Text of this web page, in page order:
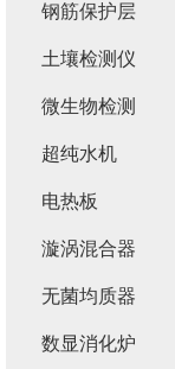
钢筋保护层
土壤检测仪
微生物检测
超纯水机
电热板
漩涡混合器
无菌均质器
数显消化炉